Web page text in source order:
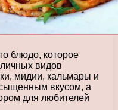
блюдо, которое
видов
мидии, кальмары и
вкусом, а
для любителей